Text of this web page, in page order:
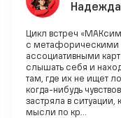
Надежда
Цикл встреч
с метафорическими
ассоциативными
слышать себя и
там, где их не ищет
когда-нибудь
застряла в ситуации,
мысли по кр...